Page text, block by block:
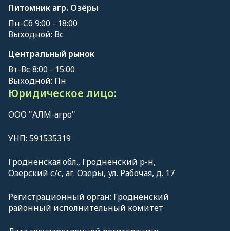
Питомник агр. Озёры
Пн-Сб 9:00 - 18:00
Выходной: Вс
Центральный рынок
Вт-Вс 8:00 - 15:00
Выходной: Пн
Юридическое лицо:
ООО "АЛМ-агро"
УНП: 591535319
Гродненская обл., Гродненский р-н,
Озерский с/с, аг. Озеры, ул. Рабочая, д. 17
Регистрационный орган: Гродненский
районный исполнительный комитет